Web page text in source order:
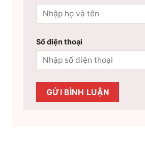
Số điện thoại